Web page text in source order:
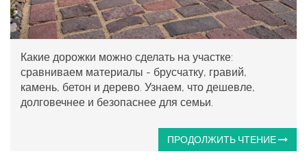
Какие дорожки можно сделать на участке:
сравниваем материалы - брусчатку, гравий,
камень, бетон и дерево. Узнаем, что дешевле,
долговечнее и безопаснее для семьи.
ПРОДОЛЖИТЬ ЧТЕНИЕ